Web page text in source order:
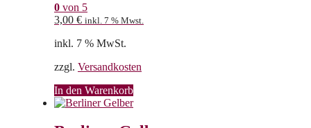
0 von 5
3,00 € inkl. 7 % Mwst.
inkl. 7 % MwSt.
zzgl. Versandkosten
In den Warenkorb